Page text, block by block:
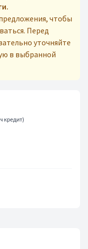
чтобы
Перед
уточняйте
в выбранной
кредит)